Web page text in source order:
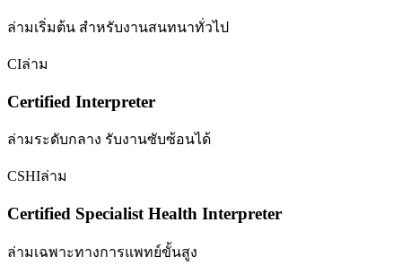
ล่ามเริ่มต้น สำหรับงานสนทนาทั่วไป
CIล่าม
Certified Interpreter
ล่ามระดับกลาง รับงานซับซ้อนได้
CSHIล่าม
Certified Specialist Health Interpreter
ล่ามเฉพาะทางการแพทย์ขั้นสูง